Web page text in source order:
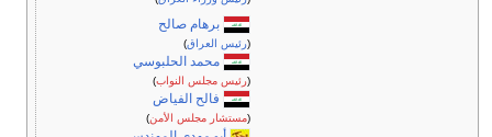
برهام صالح
(رئيس العراق)
محمد الحلبوسي
(رئيس مجلس النواب)
فالح الفياض
(مستشار مجلس الأمن)